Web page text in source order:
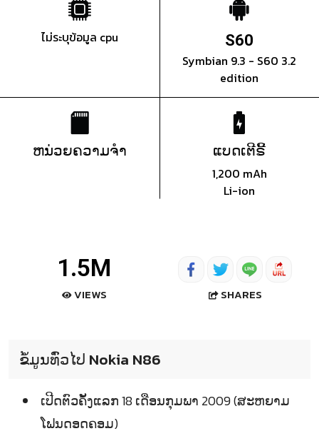
ไม่ระบุข้อมูล cpu S60
Symbian 9.3 - S60 3.2
edition
ຫນ່ວຍຄວາມຈຳ ແບດເຕີຣີ້
1,200 mAh
Li-ion
1.5M
VIEWS SHARES
ຂໍ້ມູນທົ່ວໄປ Nokia N86
ເປີດຕົວຄັ້ງແລກ 18 ເດືອນກຸມພາ 2009 (ສະຫຍາມ
ໂຟນດອດຄອມ)